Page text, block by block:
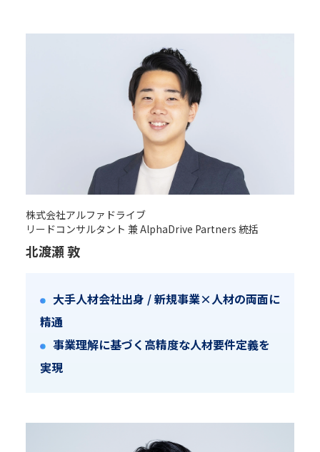
株式会社アルファドライブ
リードコンサルタント 兼 AlphaDrive Partners 統括
北渡瀬 敦
大手人材会社出身 / 新規事業×人材の両面に
精通
事業理解に基づく高精度な人材要件定義を
実現